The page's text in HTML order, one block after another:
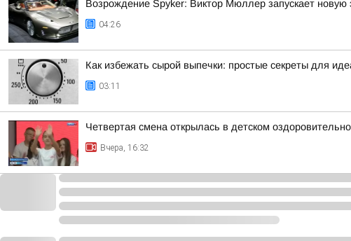
Возрождение Spyker: Виктор Мюллер запускает новую
04:26
Как избежать сырой выпечки: простые секреты для
03:11
Четвертая смена открылась в детском
Вчера, 16:32